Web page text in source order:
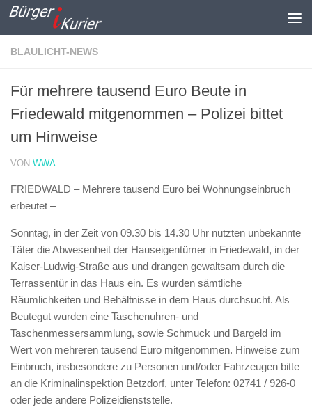
Zum Inhalt springen
BLAULICHT-NEWS
Für mehrere tausend Euro Beute in
Friedewald mitgenommen – Polizei bittet
um Hinweise
VON WWA
FRIEDWALD – Mehrere tausend Euro bei Wohnungseinbruch
erbeutet –
Sonntag, in der Zeit von 09.30 bis 14.30 Uhr nutzten unbekannte
Täter die Abwesenheit der Hauseigentümer in Friedewald, in der
Kaiser-Ludwig-Straße aus und drangen gewaltsam durch die
Terrassentür in das Haus ein. Es wurden sämtliche
Räumlichkeiten und Behältnisse in dem Haus durchsucht. Als
Beutegut wurden eine Taschenuhren- und
Taschenmessersammlung, sowie Schmuck und Bargeld im
Wert von mehreren tausend Euro mitgenommen. Hinweise zum
Einbruch, insbesondere zu Personen und/oder Fahrzeugen bitte
an die Kriminalinspektion Betzdorf, unter Telefon: 02741 / 926-0
oder jede andere Polizeidienststelle.